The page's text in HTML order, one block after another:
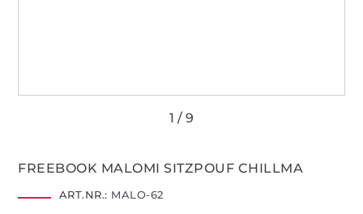
FREEBOOK MALOMI SITZPOUF CHILLMA
ART.NR.: MALO-62